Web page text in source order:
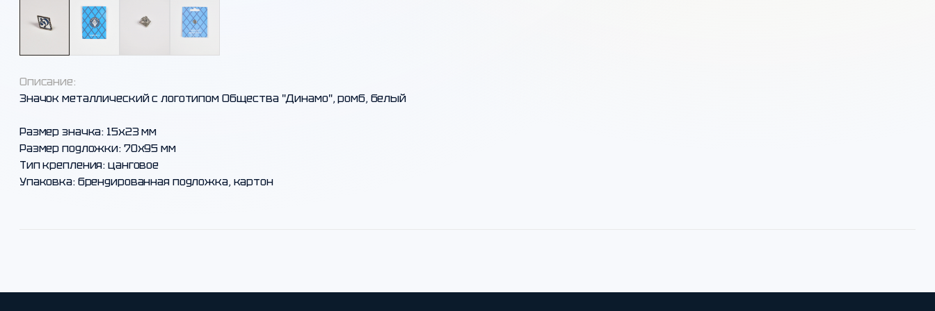
Описание:
Значок металлический с логотипом Общества "Динамо", ромб, белый
Размер значка: 15х23 мм
Размер подложки: 70х95 мм
Тип крепления: цанговое
Упаковка: брендированная подложка, картон